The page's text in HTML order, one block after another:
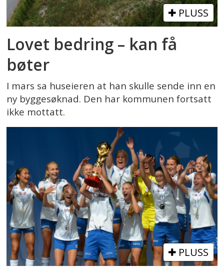
PLUSS
Lovet bedring – kan få
bøter
I mars sa huseieren at han skulle sende inn en
ny byggesøknad. Den har kommunen fortsatt
ikke mottatt.
PLUSS